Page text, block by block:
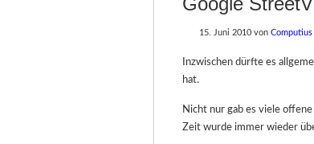
15. Juni 2010 von Computius
Inzwischen dürfte es
hat.
Nicht nur gab es viele
Zeit wurde immer wieder